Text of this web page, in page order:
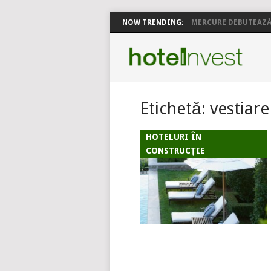
NOW TRENDING: MERCURE
Etichetă: vestiare
HOTELURI ÎN
CONSTRUCȚIE